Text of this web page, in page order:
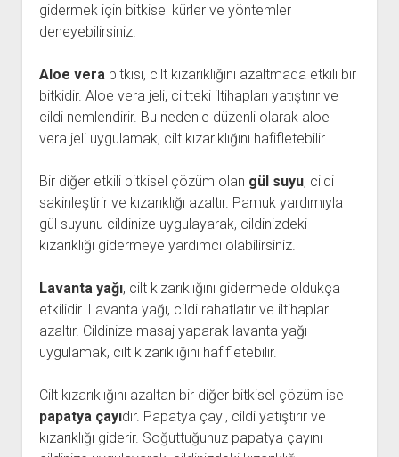
gidermek için bitkisel kürler ve yöntemler
deneyebilirsiniz.
Aloe vera bitkisi, cilt kızarıklığını azaltmada etkili bir
bitkidir. Aloe vera jeli, ciltteki iltihapları yatıştırır ve
cildi nemlendirir. Bu nedenle düzenli olarak aloe
vera jeli uygulamak, cilt kızarıklığını hafifletebilir.
Bir diğer etkili bitkisel çözüm olan gül suyu, cildi
sakinleştirir ve kızarıklığı azaltır. Pamuk yardımıyla
gül suyunu cildinize uygulayarak, cildinizdeki
kızarıklığı gidermeye yardımcı olabilirsiniz.
Lavanta yağı, cilt kızarıklığını gidermede oldukça
etkilidir. Lavanta yağı, cildi rahatlatır ve iltihapları
azaltır. Cildinize masaj yaparak lavanta yağı
uygulamak, cilt kızarıklığını hafifletebilir.
Cilt kızarıklığını azaltan bir diğer bitkisel çözüm ise
papatya çayıdır. Papatya çayı, cildi yatıştırır ve
kızarıklığı giderir. Soğuttuğunuz papatya çayını